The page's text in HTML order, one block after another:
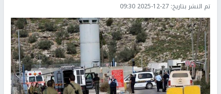
تم النشر بتاريخ: 2025-12-27 09:30